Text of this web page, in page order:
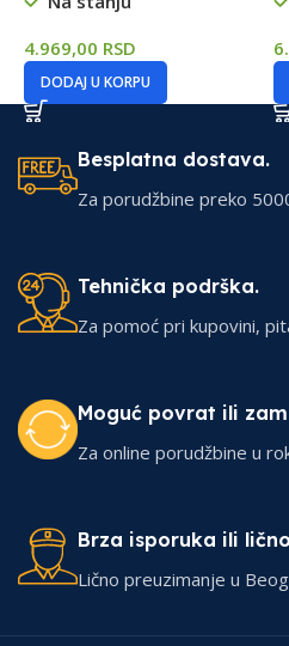
4.969,00 RSD
DODAJ U KORPU
Besplatna dostava.
Za porudžbine preko
Tehnička podrška.
Za pomoć pri kupovini,
Moguć povrat ili
Za online porudžbine u
Brza isporuka ili
Lično preuzimanje u